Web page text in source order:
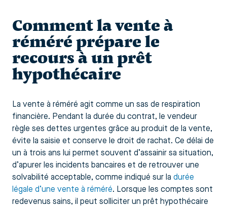
Comment la vente à
réméré prépare le
recours à un prêt
hypothécaire
La vente à réméré agit comme un sas de respiration
financière. Pendant la durée du contrat, le vendeur
règle ses dettes urgentes grâce au produit de la vente,
évite la saisie et conserve le droit de rachat. Ce délai de
un à trois ans lui permet souvent d’assainir sa situation,
d’apurer les incidents bancaires et de retrouver une
solvabilité acceptable, comme indiqué sur la durée
légale d’une vente à réméré. Lorsque les comptes sont
redevenus sains, il peut solliciter un prêt hypothécaire